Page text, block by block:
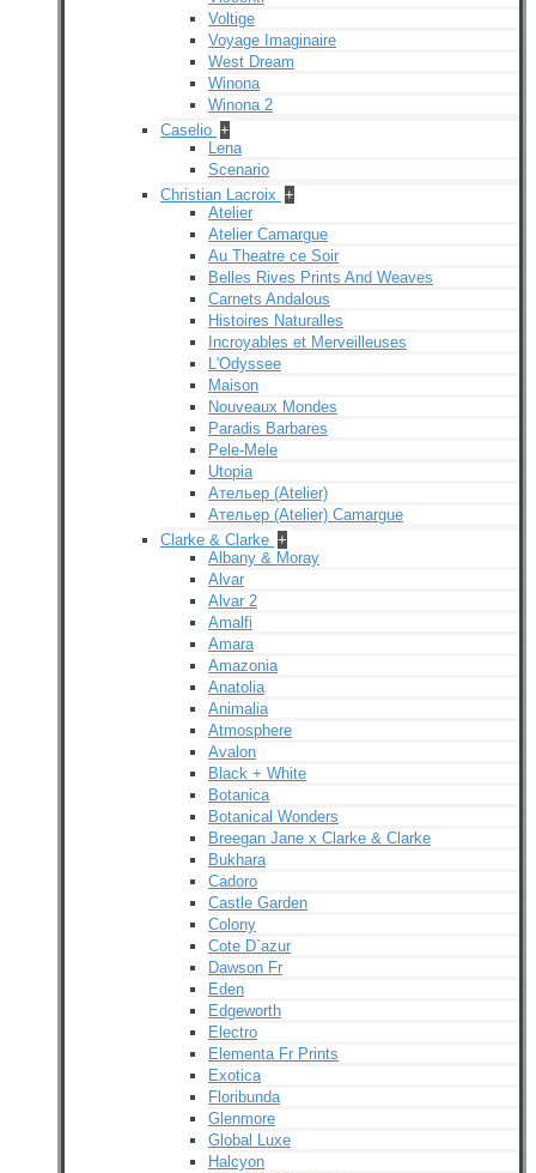
Voltige
Voyage Imaginaire
West Dream
Winona
Winona 2
Caselio +
Lena
Scenario
Christian Lacroix +
Atelier
Atelier Camargue
Au Theatre ce Soir
Belles Rives Prints And Weaves
Carnets Andalous
Histoires Naturalles
Incroyables et Merveilleuses
L'Odyssee
Maison
Nouveaux Mondes
Paradis Barbares
Pele-Mele
Utopia
Ательер (Atelier)
Ательер (Atelier) Camargue
Clarke & Clarke +
Albany & Moray
Alvar
Alvar 2
Amalfi
Amara
Amazonia
Anatolia
Animalia
Atmosphere
Avalon
Black + White
Botanica
Botanical Wonders
Breegan Jane x Clarke & Clarke
Bukhara
Cadoro
Castle Garden
Colony
Cote D`azur
Dawson Fr
Eden
Edgeworth
Electro
Elementa Fr Prints
Exotica
Floribunda
Glenmore
Global Luxe
Halcyon